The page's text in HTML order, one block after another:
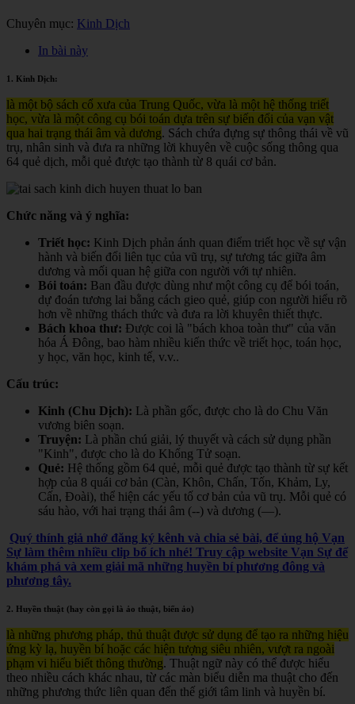
Chuyên mục: Kinh Dịch
In bài này
1. Kinh Dịch:
là một bộ sách cổ xưa của Trung Quốc, vừa là một hệ thống triết
học, vừa là một công cụ bói toán dựa trên sự biến đổi của vạn vật
qua hai trạng thái âm và dương. Sách chứa đựng sự thông thái về vũ
trụ, nhân sinh và đưa ra những lời khuyên về cuộc sống thông qua
64 quẻ dịch, mỗi quẻ được tạo thành từ 8 quái cơ bản.
Chức năng và ý nghĩa:
Triết học: Kinh Dịch phản ánh quan điểm triết học về sự vận
hành và biến đổi liên tục của vũ trụ, sự tương tác giữa âm
dương và mối quan hệ giữa con người với tự nhiên.
Bói toán: Ban đầu được dùng như một công cụ để bói toán,
dự đoán tương lai bằng cách gieo quẻ, giúp con người hiểu rõ
hơn về những thách thức và đưa ra lời khuyên thiết thực.
Bách khoa thư: Được coi là "bách khoa toàn thư" của văn
hóa Á Đông, bao hàm nhiều kiến thức về triết học, toán học,
y học, văn học, kinh tế, v.v..
Cấu trúc:
Kinh (Chu Dịch): Là phần gốc, được cho là do Chu Văn
vương biên soạn.
Truyện: Là phần chú giải, lý thuyết và cách sử dụng phần
"Kinh", được cho là do Khổng Tử soạn.
Quẻ: Hệ thống gồm 64 quẻ, mỗi quẻ được tạo thành từ sự kết
hợp của 8 quái cơ bản (Càn, Khôn, Chấn, Tốn, Khảm, Ly,
Cấn, Đoài), thể hiện các yếu tố cơ bản của vũ trụ. Mỗi quẻ có
sáu hào, với hai trạng thái âm (--) và dương (—).
Quý thính giả nhớ đăng ký kênh và chia sẻ bài, để ủng hộ Vạn
Sự làm thêm nhiều clip bổ ích nhé! Truy cập website Vạn Sự để
khám phá và xem giải mã những huyền bí phương đông và
phương tây.
2. Huyền thuật (hay còn gọi là ảo thuật, biến ảo)
là những phương pháp, thủ thuật được sử dụng để tạo ra những hiệu
ứng kỳ lạ, huyền bí hoặc các hiện tượng siêu nhiên, vượt ra ngoài
phạm vi hiểu biết thông thường. Thuật ngữ này có thể được hiểu
theo nhiều cách khác nhau, từ các màn biểu diễn ma thuật cho đến
những phương thức liên quan đến thế giới tâm linh và huyền bí.